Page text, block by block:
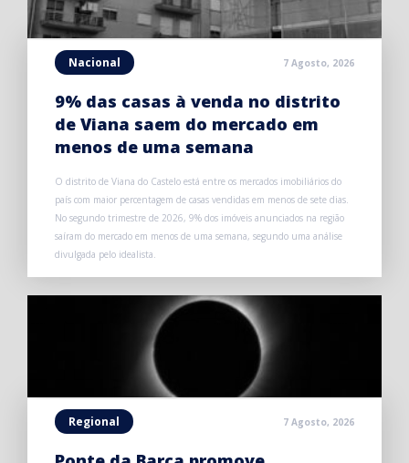
Nacional 7 Agosto, 2026
9% das casas à venda no distrito
de Viana saem do mercado em
menos de uma semana
O distrito de Viana do Castelo está entre os mercados imobiliários do
país com maior percentagem de casas vendidas em menos de sete dias.
No segundo trimestre de 2026, 9% dos imóveis anunciados na região
saíram do mercado em menos de uma semana, segundo uma análise
divulgada pelo idealista.
Regional 7 Agosto, 2026